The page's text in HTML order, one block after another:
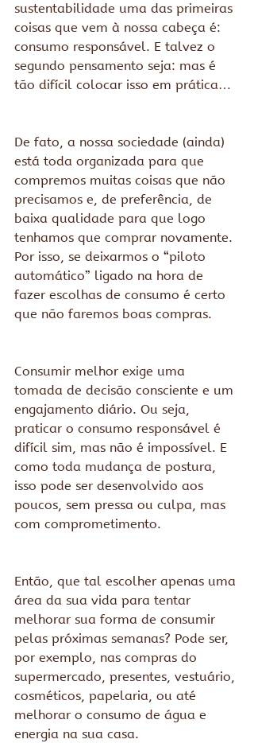
sustentabilidade uma das primeiras
coisas que vem à nossa cabeça é:
consumo responsável. E talvez o
segundo pensamento seja: mas é
tão difícil colocar isso em prática…
De fato, a nossa sociedade (ainda)
está toda organizada para que
compremos muitas coisas que não
precisamos e, de preferência, de
baixa qualidade para que logo
tenhamos que comprar novamente.
Por isso, se deixarmos o “piloto
automático” ligado na hora de
fazer escolhas de consumo é certo
que não faremos boas compras.
Consumir melhor exige uma
tomada de decisão consciente e um
engajamento diário. Ou seja,
praticar o consumo responsável é
difícil sim, mas não é impossível. E
como toda mudança de postura,
isso pode ser desenvolvido aos
poucos, sem pressa ou culpa, mas
com comprometimento.
Então, que tal escolher apenas uma
área da sua vida para tentar
melhorar sua forma de consumir
pelas próximas semanas? Pode ser,
por exemplo, nas compras do
supermercado, presentes, vestuário,
cosméticos, papelaria, ou até
melhorar o consumo de água e
energia na sua casa.